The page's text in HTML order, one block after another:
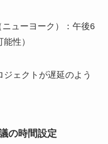
ューヨーク）：午後6
性）
ェクトが遅延のよう
の時間設定